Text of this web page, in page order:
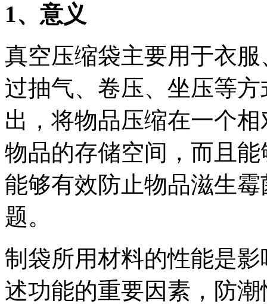
1、意义
真空压缩袋主要用于衣
过抽气、卷压、坐压等
出，将物品压缩在一个
物品的存储空间，而且
能够有效防止物品滋生
题。
制袋所用材料的性能是
述功能的重要因素，防